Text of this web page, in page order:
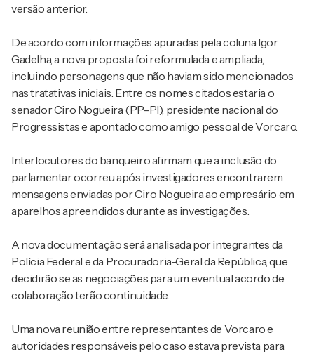
versão anterior.
De acordo com informações apuradas pela coluna Igor
Gadelha, a nova proposta foi reformulada e ampliada,
incluindo personagens que não haviam sido mencionados
nas tratativas iniciais. Entre os nomes citados estaria o
senador Ciro Nogueira (PP-PI), presidente nacional do
Progressistas e apontado como amigo pessoal de Vorcaro.
Interlocutores do banqueiro afirmam que a inclusão do
parlamentar ocorreu após investigadores encontrarem
mensagens enviadas por Ciro Nogueira ao empresário em
aparelhos apreendidos durante as investigações.
A nova documentação será analisada por integrantes da
Polícia Federal e da Procuradoria-Geral da República, que
decidirão se as negociações para um eventual acordo de
colaboração terão continuidade.
Uma nova reunião entre representantes de Vorcaro e
autoridades responsáveis pelo caso estava prevista para